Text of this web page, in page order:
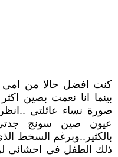
كنت افضل حالا من امى
بينما انا نعمت بصين
صورة نساء عائلتى
عيون صين سونج
بالكثير..وبرغم السخط
ذلك الطفل فى احشائى